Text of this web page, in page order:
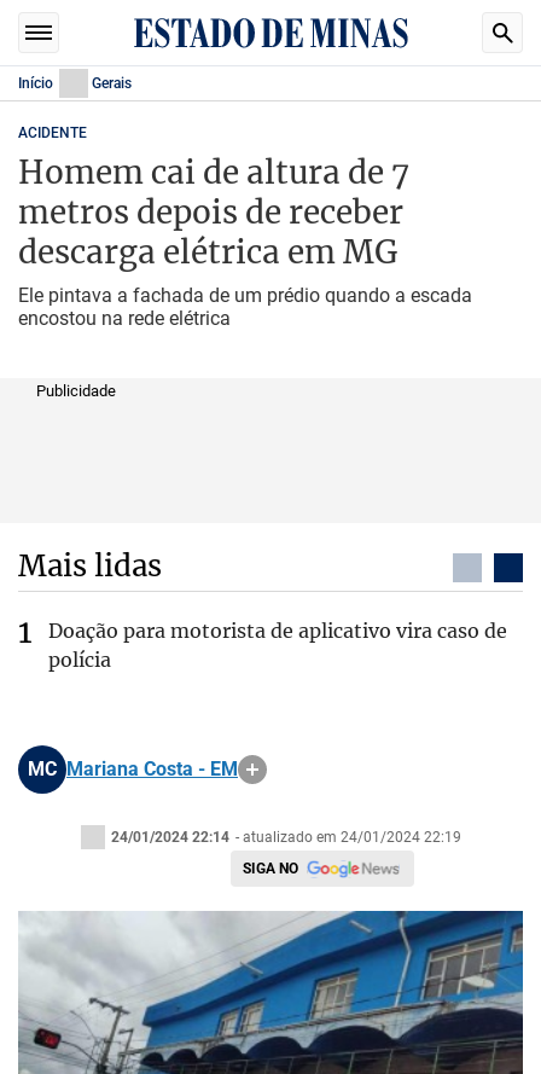
Início Gerais
ACIDENTE
Homem cai de altura de 7
metros depois de receber
descarga elétrica em MG
Ele pintava a fachada de um prédio quando a escada
encostou na rede elétrica
Publicidade
Mais lidas
Doação para motorista de aplicativo vira caso de
polícia
MC Mariana Costa - EM
24/01/2024 22:14 - atualizado em 24/01/2024 22:19
SIGA NO